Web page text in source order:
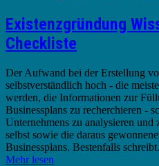
Existenzgründung
Checkliste
Der Aufwand bei der Erstellung
selbstverständlich hoch - die
werden, die Informationen zur
Businessplans zu recherchieren -
Unternehmens zu analysieren
selbst sowie die daraus
Businessplans. Bestenfalls
Mehr lesen